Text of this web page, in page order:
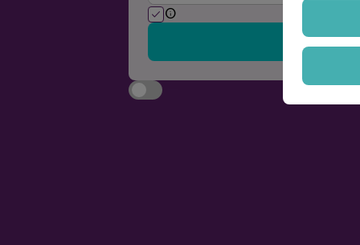
check info
寻找门票
arrow_back